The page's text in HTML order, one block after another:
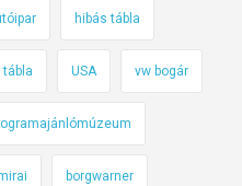
hibás tábla
tábla USA vw bogár
borgwarner